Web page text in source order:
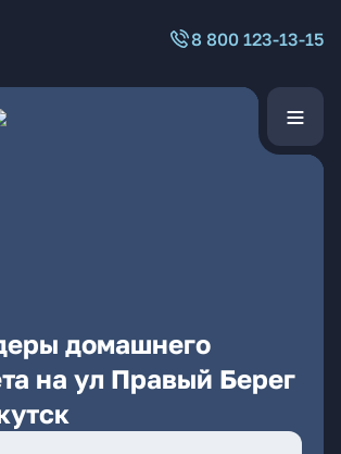
8 800 123-13-15
домашнего
на ул Правый Берег